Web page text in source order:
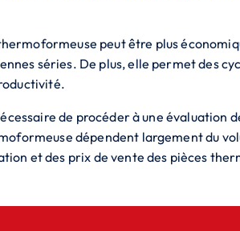
peut être plus
séries. De plus, elle permet des
de procéder à une évaluation
dépendent largement du
et des prix de vente des pièces